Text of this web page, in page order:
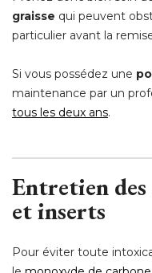
graisse qui peuvent
particulier avant la
Si vous possédez une
maintenance par un
tous les deux ans.
Entretien des
et inserts
Pour éviter toute